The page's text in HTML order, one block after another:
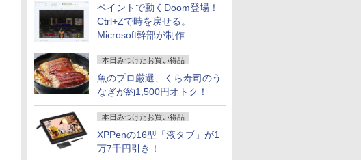
ペイントで動くDoom登場！
Ctrl+Zで時を戻せる。
Microsoft幹部が制作
本日みつけたお買い得品
魚のプロ厳選、くら寿司のう
なぎが約1,500円オトク！
本日みつけたお買い得品
XPPenの16型「液タブ」が1
万7千円引き！